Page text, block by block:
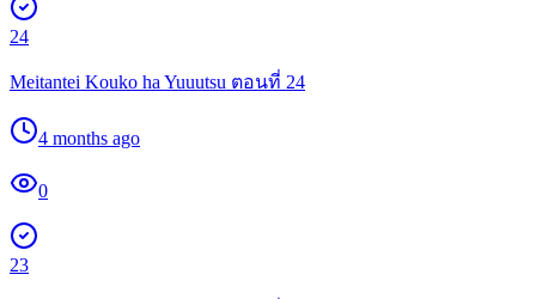
24
Meitantei Kouko ha Yuuutsu ตอนที่ 24
4 months ago
0
23